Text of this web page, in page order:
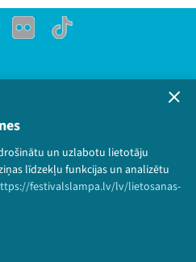
un uzlabotu lietotāju
līdzekļu funkcijas un analizētu
festivalslampa.lv/lv/lietosanas-
Flick TikTok
Visas tiesības